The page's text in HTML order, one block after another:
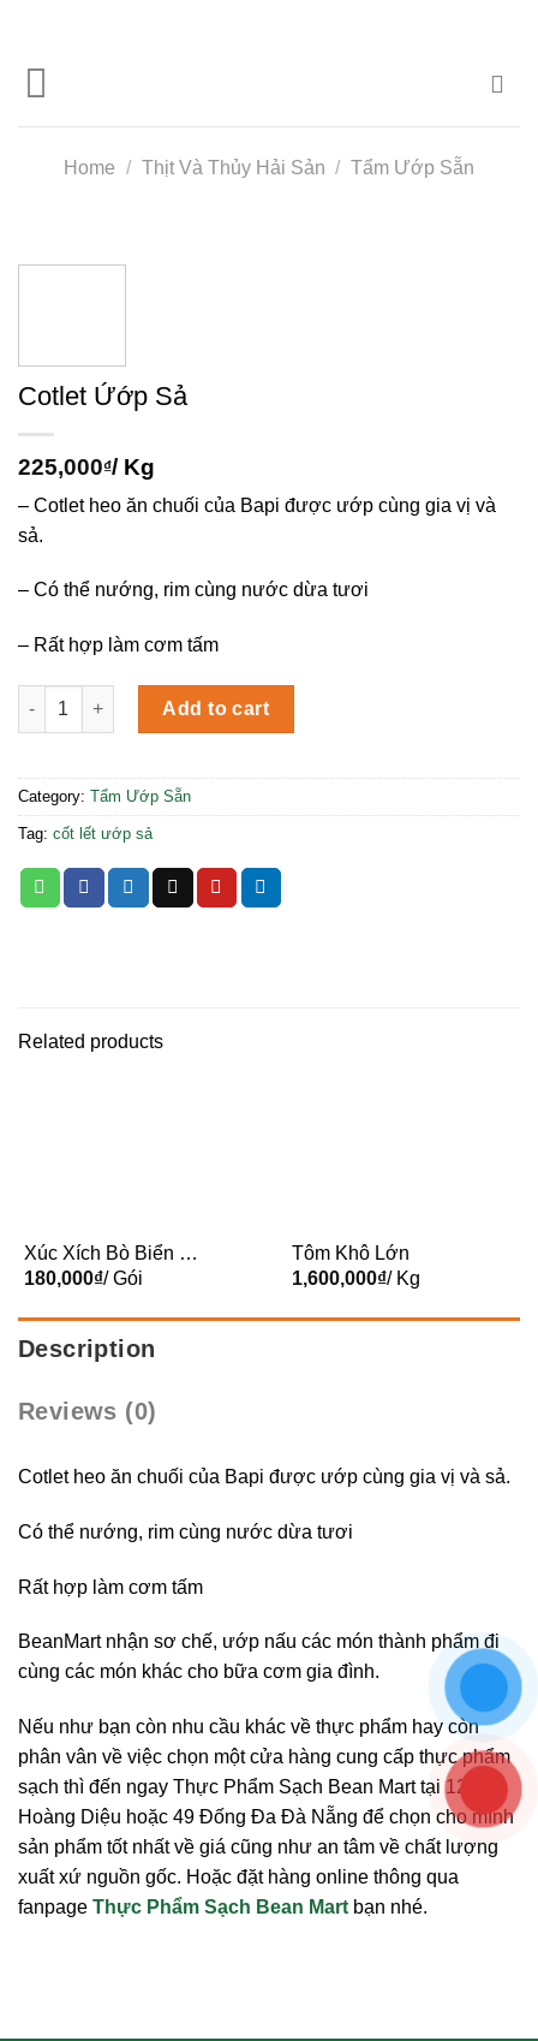
content
Home / Thịt Và Thủy Hải Sản / Tẩm Ướp Sẵn
Cotlet Ứớp Sả
225,000₫/ Kg
– Cotlet heo ăn chuối của Bapi được ướp cùng gia vị và
sả.
– Có thể nướng, rim cùng nước dừa tươi
– Rất hợp làm cơm tấm
Cotlet Ứớp Sả quantity
Add to cart
Category: Tẩm Ướp Sẵn
Tag: cốt lết ướp sả
Related products
Xúc Xích Bò Biển Hồ
KB 500g
180,000₫/ Gói
Tôm Khô Lớn
1,600,000₫/ Kg
Description
Reviews (0)
Cotlet heo ăn chuối của Bapi được ướp cùng gia vị và sả.
Có thể nướng, rim cùng nước dừa tươi
Rất hợp làm cơm tấm
BeanMart nhận sơ chế, ướp nấu các món thành phẩm đi
cùng các món khác cho bữa cơm gia đình.
Nếu như bạn còn nhu cầu khác về thực phẩm hay còn
phân vân về việc chọn một cửa hàng cung cấp thực phẩm
sạch thì đến ngay Thực Phẩm Sạch Bean Mart tại 129
Hoàng Diệu hoặc 49 Đống Đa Đà Nẵng để chọn cho mình
sản phẩm tốt nhất về giá cũng như an tâm về chất lượng
xuất xứ nguồn gốc. Hoặc đặt hàng online thông qua
fanpage Thực Phẩm Sạch Bean Mart bạn nhé.